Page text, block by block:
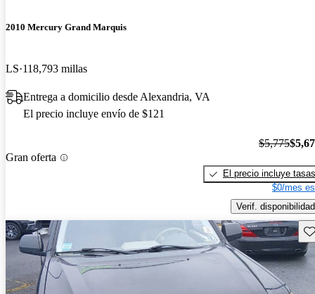
2010 Mercury Grand Marquis
LS 118,793 millas
Entrega a domicilio desde Alexandria, VA
El precio incluye envío de $121
Gran oferta
$5,775
El precio incluye tasas
$0/mes
Verif. disponibilidad